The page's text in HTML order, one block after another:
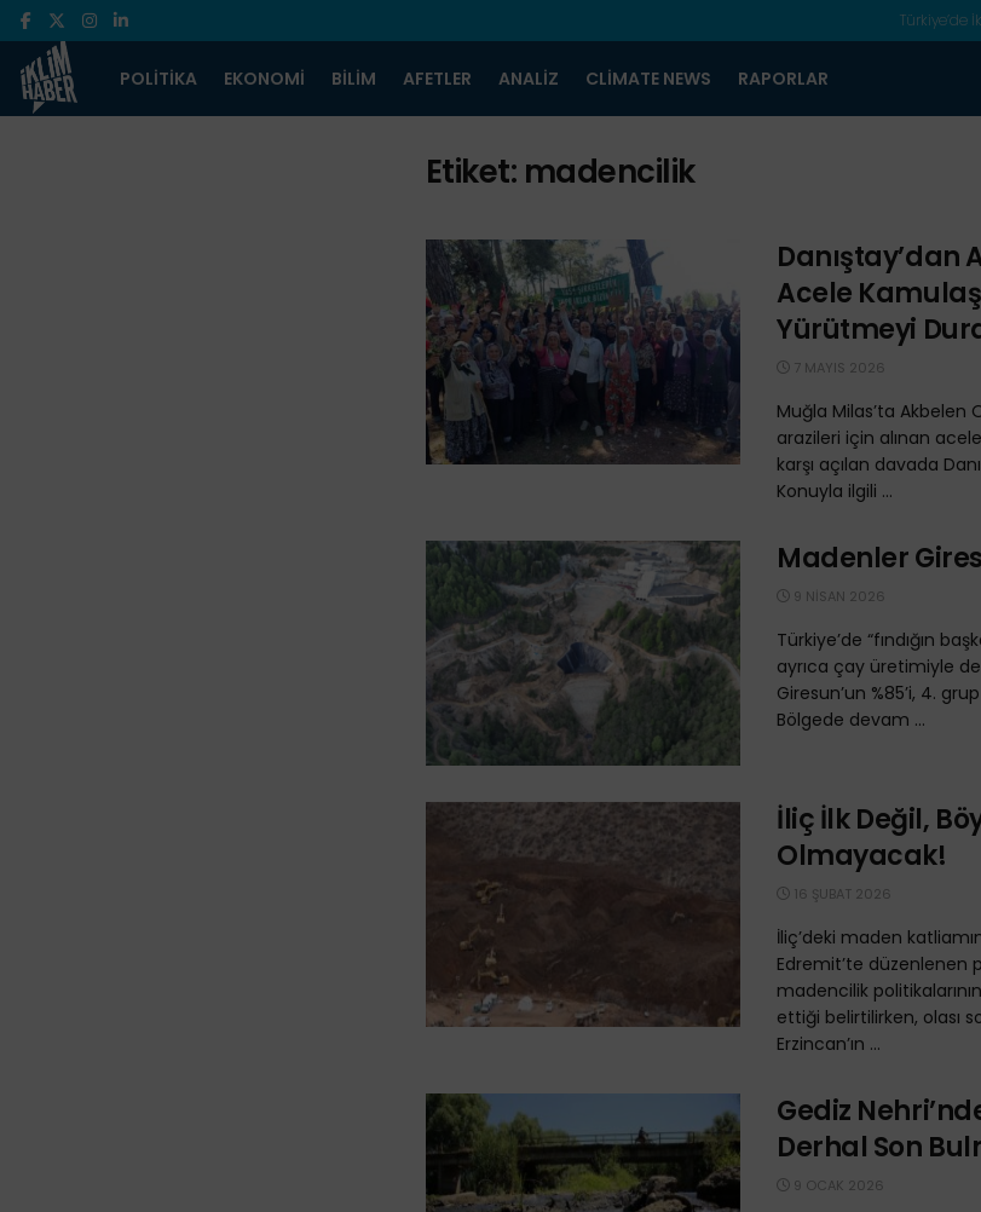
Türkiye’de
POLITIKA EKONOMI BILIM AFETLER ANALIZ CLIMATE NEWS RAPORLAR
Etiket: madencilik
Danıştay’dan
Acele
Yürütmeyi
7 MAYIS 2026
Muğla Milas’ta Akbelen
arazileri için alınan
karşı açılan davada
Konuyla ilgili ...
Madenler
9 NISAN 2026
Türkiye’de “fındığın
ayrıca çay üretimiyle
Giresun’un %85’i, 4.
Bölgede devam ...
İliç İlk Değil,
Olmayacak!
16 ŞUBAT 2026
İliç’deki maden
Edremit’te düzenlenen
madencilik
ettiği belirtilirken, olası
Erzincan’ın ...
Gediz
Derhal Son
9 OCAK 2026